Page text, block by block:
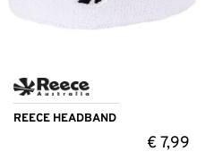
REECE HEADBAND
€7,99